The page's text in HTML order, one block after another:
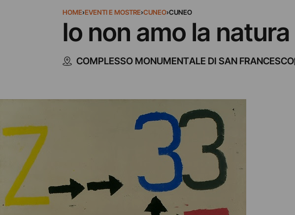
HOME›EVENTI E MOSTRE›CUNEO›CUNEO
Io non amo la natura
COMPLESSO MONUMENTALE DI SAN FRANCESCO